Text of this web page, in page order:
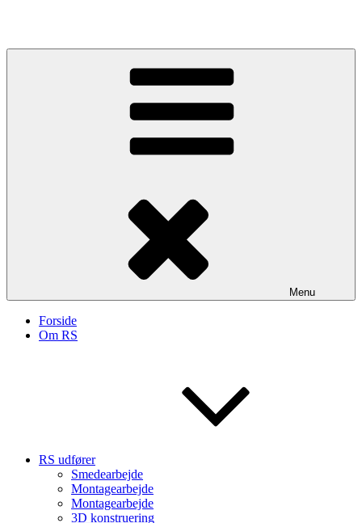
Menu
Forside
Om RS
RS udfører
Smedearbejde
Montagearbejde
Montagearbejde
3D konstruering